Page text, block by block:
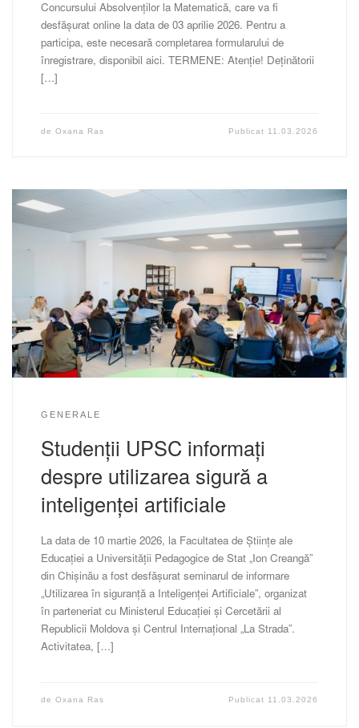
Concursului Absolvenților la Matematică, care va fi
desfășurat online la data de 03 aprilie 2026. Pentru a
participa, este necesară completarea formularului de
înregistrare, disponibil aici. TERMENE: Atenție! Deținătorii
[…]
de Oxana Ras Publicat 11.03.2026
GENERALE
Studenții UPSC informați
despre utilizarea sigură a
inteligenței artificiale
La data de 10 martie 2026, la Facultatea de Științe ale
Educației a Universității Pedagogice de Stat „Ion Creangă”
din Chișinău a fost desfășurat seminarul de informare
„Utilizarea în siguranță a Inteligenței Artificiale”, organizat
în parteneriat cu Ministerul Educației și Cercetării al
Republicii Moldova și Centrul Internațional „La Strada”.
Activitatea, […]
de Oxana Ras Publicat 11.03.2026